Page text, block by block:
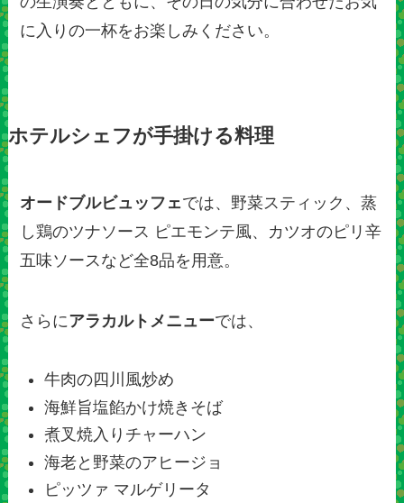
に入りの一杯をお楽しみください。
ホテルシェフが手掛ける料理
オードブルビュッフェでは、野菜スティック、蒸
し鶏のツナソース ピエモンテ風、カツオのピリ辛
五味ソースなど全8品を用意。
さらにアラカルトメニューでは、
牛肉の四川風炒め
海鮮旨塩餡かけ焼きそば
煮叉焼入りチャーハン
海老と野菜のアヒージョ
ピッツァ マルゲリータ